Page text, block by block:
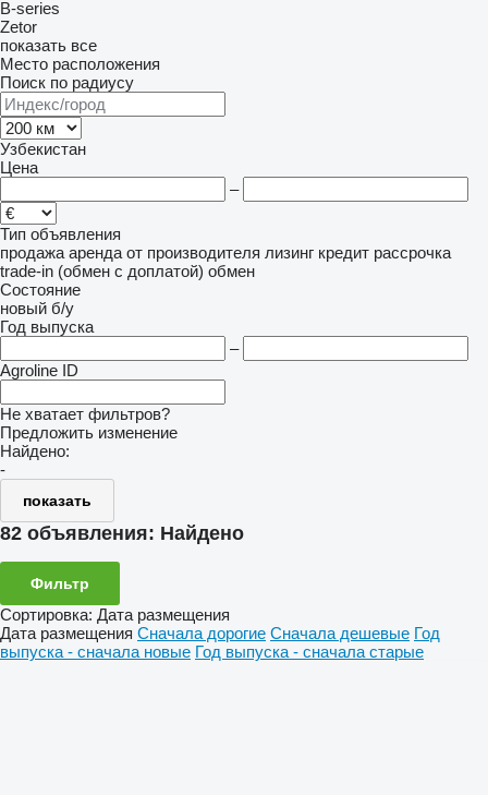
B-series
Zetor
показать все
Место расположения
Поиск по радиусу
Узбекистан
Цена
–
Тип объявления
продажа аренда от производителя лизинг кредит рассрочка
trade-in (обмен с доплатой) обмен
Состояние
новый б/у
Год выпуска
–
Agroline ID
Не хватает фильтров?
Предложить изменение
Найдено:
-
показать
82 объявления: Найдено
Фильтр
Сортировка: Дата размещения
Дата размещения Сначала дорогие Сначала дешевые Год
выпуска - сначала новые Год выпуска - сначала старые